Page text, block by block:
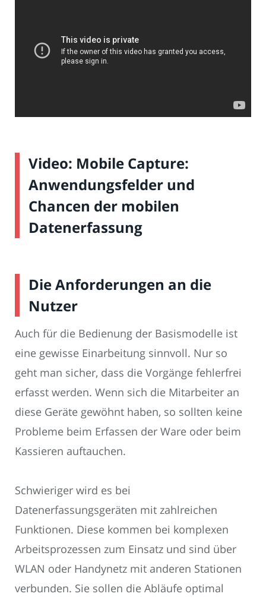
Video: Mobile Capture:
Anwendungsfelder und
Chancen der mobilen
Datenerfassung
Die Anforderungen an die
Nutzer
Auch für die Bedienung der Basismodelle ist
eine gewisse Einarbeitung sinnvoll. Nur so
geht man sicher, dass die Vorgänge fehlerfrei
erfasst werden. Wenn sich die Mitarbeiter an
diese Geräte gewöhnt haben, so sollten keine
Probleme beim Erfassen der Ware oder beim
Kassieren auftauchen.
Schwieriger wird es bei
Datenerfassungsgeräten mit zahlreichen
Funktionen. Diese kommen bei komplexen
Arbeitsprozessen zum Einsatz und sind über
WLAN oder Handynetz mit anderen Stationen
verbunden. Sie sollen die Abläufe optimal